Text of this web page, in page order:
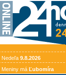
Nedeľa 9.8.2026
Meniny má Ľubomíra